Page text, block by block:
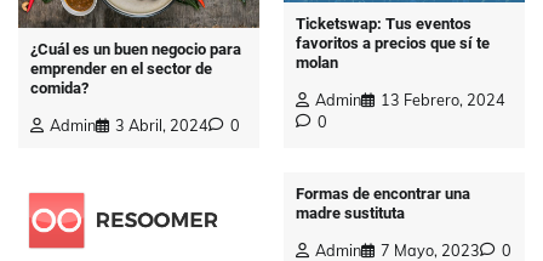
¿Cuál es un buen negocio para
emprender en el sector de
comida?
Admin 3 Abril, 2024 0
Ticketswap: Tus eventos
favoritos a precios que sí te
molan
Admin
13 Febrero, 2024
0
Formas de encontrar una
madre sustituta
Admin 7 Mayo, 2023 0